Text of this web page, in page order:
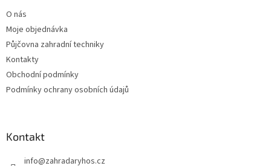
O nás
Moje objednávka
Půjčovna zahradní techniky
Kontakty
Obchodní podmínky
Podmínky ochrany osobních údajů
Kontakt
info@zahradaryhos.cz